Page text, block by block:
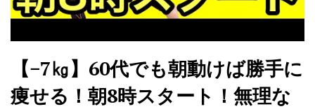
【−7㎏】60代でも朝動けば勝手に
痩せる！朝8時スタート！無理な